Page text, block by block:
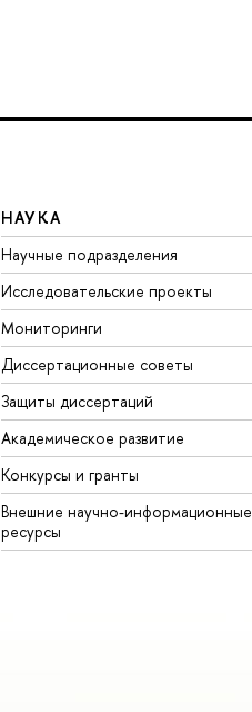
НАУКА
Научные подразделения
Исследовательские проекты
Мониторинги
Диссертационные советы
Защиты диссертаций
Академическое развитие
Конкурсы и гранты
Внешние научно-информационные
ресурсы